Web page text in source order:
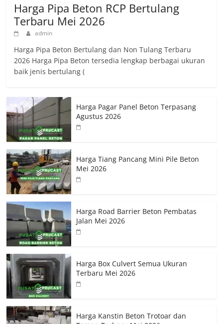
Harga Pipa Beton RCP Bertulang
Terbaru Mei 2026
admin
Harga Pipa Beton Bertulang dan Non Tulang Terbaru
2026 Harga Pipa Beton tersedia lengkap berbagai ukuran
baik jenis bertulang (
Harga Pagar Panel Beton Terpasang
Agustus 2026
Harga Tiang Pancang Mini Pile Beton
Mei 2026
Harga Road Barrier Beton Pembatas
Jalan Mei 2026
Harga Box Culvert Semua Ukuran
Terbaru Mei 2026
Harga Kanstin Beton Trotoar dan